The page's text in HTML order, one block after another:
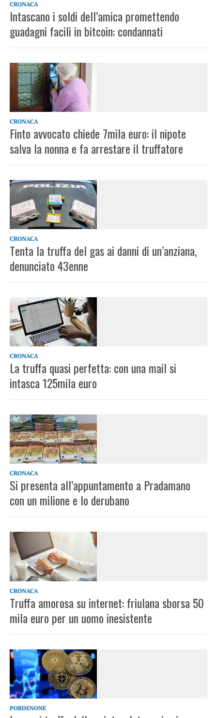
CRONACA
Intascano i soldi dell’amica promettendo
guadagni facili in bitcoin: condannati
CRONACA
Finto avvocato chiede 7mila euro: il nipote
salva la nonna e fa arrestare il truffatore
CRONACA
Tenta la truffa del gas ai danni di un’anziana,
denunciato 43enne
CRONACA
La truffa quasi perfetta: con una mail si
intasca 125mila euro
CRONACA
Si presenta all’appuntamento a Pradamano
con un milione e lo derubano
CRONACA
Truffa amorosa su internet: friulana sborsa 50
mila euro per un uomo inesistente
PORDENONE